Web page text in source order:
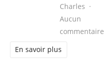
Charles
Aucun
commentaire
En savoir plus